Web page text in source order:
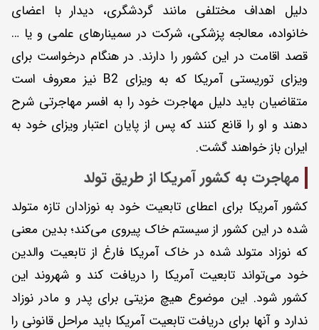
دلیل اهداف مختلفی مانند گردشگری، دیدار با اعضای
خانواده، معالجه پزشکی، شرکت در سمینارهای علمی و یا …
قصد اقامت در این کشور را دارند. در هنگام درخواست برای
ویزای توریستی آمریکا که به ویزای B2 نیز معروف است
متقاضیان باید دلیل مهاجرت خود را به افسر مهاجرتی شرح
دهند و او را قانع کنند که پس از پایان اعتبار ویزای خود به
ایران باز خواهند گشت.
مهاجرت به کشور آمریکا از طریق تولد
کشور آمریکا برای اعطای تابعیت خود به نوزادان تازه متولد
شده در این کشور از سیستم خاک پیروی می‌کند؛ بدین معنی
که نوزاد متولد شده در خاک آمریکا فارغ از تابعیت والدین
خود می‌تواند تابعیت آمریکا را دریافت کند و شهروند این
کشور شود. این موضوع هیچ مزیتی برای پدر و مادر نوزاد
ندارد و آنها برای دریافت تابعیت آمریکا باید مراحل قانونی را